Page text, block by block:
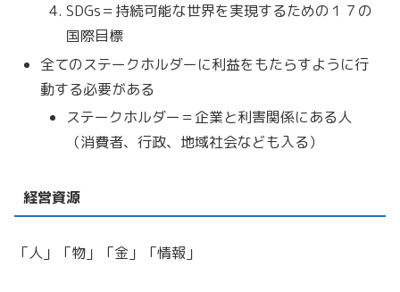
SDGs＝持続可能な世界を実現するための１７の
国際目標
全てのステークホルダーに利益をもたらすように行
動する必要がある
ステークホルダー＝企業と利害関係にある人
（消費者、行政、地域社会なども入る）
経営資源
「人」「物」「金」「情報」